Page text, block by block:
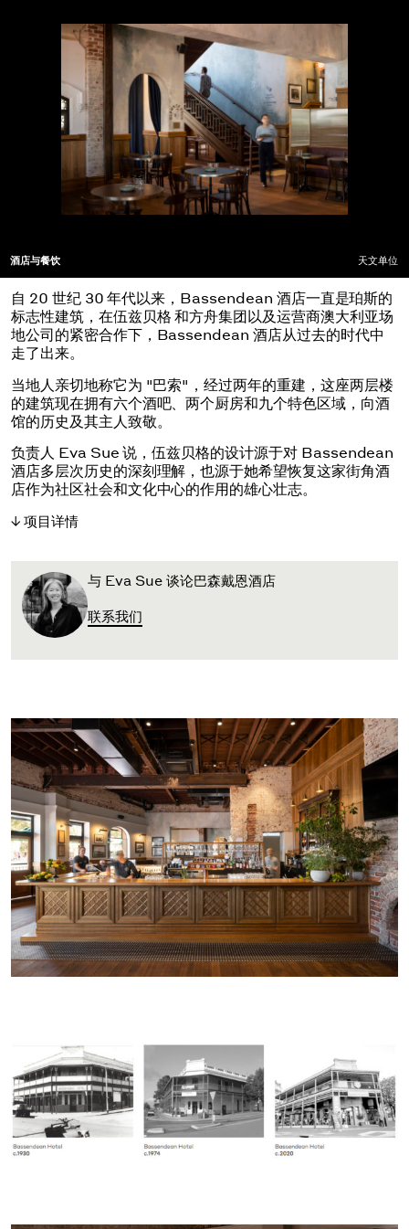
酒店与餐饮 天文单位
自 20 世纪 30 年代以来，Bassendean 酒店一直是珀斯的
标志性建筑，在伍兹贝格 和方舟集团以及运营商澳大利亚场
地公司的紧密合作下，Bassendean 酒店从过去的时代中
走了出来。
当地人亲切地称它为 "巴索"，经过两年的重建，这座两层楼
的建筑现在拥有六个酒吧、两个厨房和九个特色区域，向酒
馆的历史及其主人致敬。
负责人 Eva Sue 说，伍兹贝格的设计源于对 Bassendean
酒店多层次历史的深刻理解，也源于她希望恢复这家街角酒
店作为社区社会和文化中心的作用的雄心壮志。
项目详情
与 Eva Sue 谈论巴森戴恩酒店
联系我们